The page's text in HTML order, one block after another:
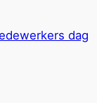
dag